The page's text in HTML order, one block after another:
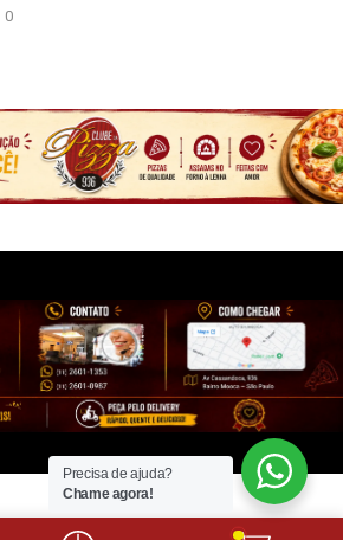
0
Precisa de ajuda?
Chame agora!